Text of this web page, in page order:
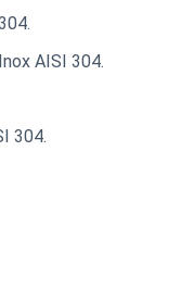
AISI 304.
304.